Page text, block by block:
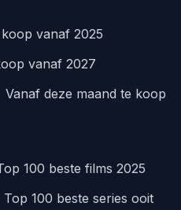
koop vanaf 2025
vanaf 2027
Vanaf deze maand te koop
100 beste films 2025
Top 100 beste series ooit